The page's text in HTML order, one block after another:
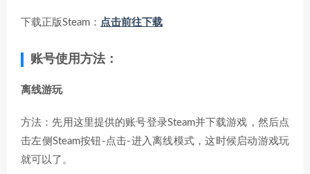
下载正版Steam： 点击前往下载
账号使用方法：
离线游玩
方法：先用这里提供的账号登录Steam并下载游戏，然后点
击左侧Steam按钮-点击-进入离线模式，这时候启动游戏玩
就可以了。